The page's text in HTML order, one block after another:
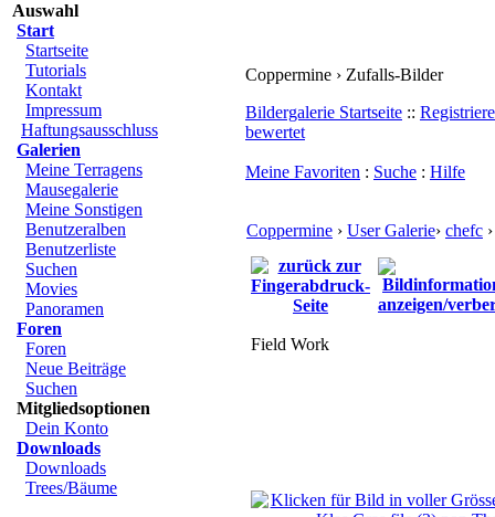
Auswahl
Start
Startseite
Tutorials
Kontakt
Impressum
Haftungsausschluss
Galerien
Meine Terragens
Mausegalerie
Meine Sonstigen
Benutzeralben
Benutzerliste
Suchen
Movies
Panoramen
Foren
Foren
Neue Beiträge
Suchen
Mitgliedsoptionen
Dein Konto
Downloads
Downloads
Trees/Bäume
Coppermine › Zufalls-Bilder
Bildergalerie Startseite ::
bewertet
Meine Favoriten : Suche : Hilfe
Coppermine › User Galerie› chefc
Field Work